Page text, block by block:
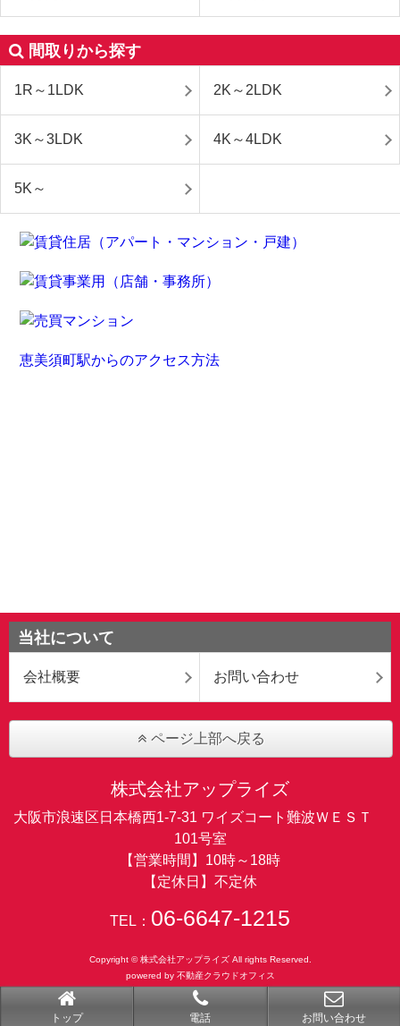
トップ 電話 お問い合わせ
間取りから探す
1R～1LDK 2K～2LDK
3K～3LDK 4K～4LDK
5K～
恵美須町駅からのアクセス方法
当社について
会社概要 お問い合わせ
ページ上部へ戻る
株式会社アップライズ
大阪市浪速区日本橋西1-7-31 ワイズコート難波ＷＥＳＴ
101号室
【営業時間】10時～18時
【定休日】不定休
TEL： 06-6647-1215
Copyright © 株式会社アップライズ All rights Reserved.
powered by 不動産クラウドオフィス